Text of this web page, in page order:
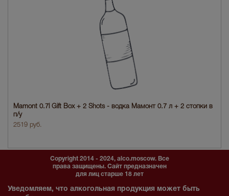
Mamont 0.7l Gift Box + 2 Shots - водка Мамонт 0.7 л + 2 стопки в
п/у
2519 руб.
Copyright 2014 - 2024, alco.moscow. Все
права защищены. Сайт предназначен
для лиц старше 18 лет
Уведомляем, что алкогольная продукция может быть